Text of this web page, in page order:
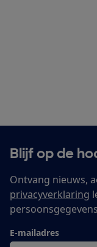
Blijf op de
Ontvang nieuws,
privacyverklaring
E-mailadres